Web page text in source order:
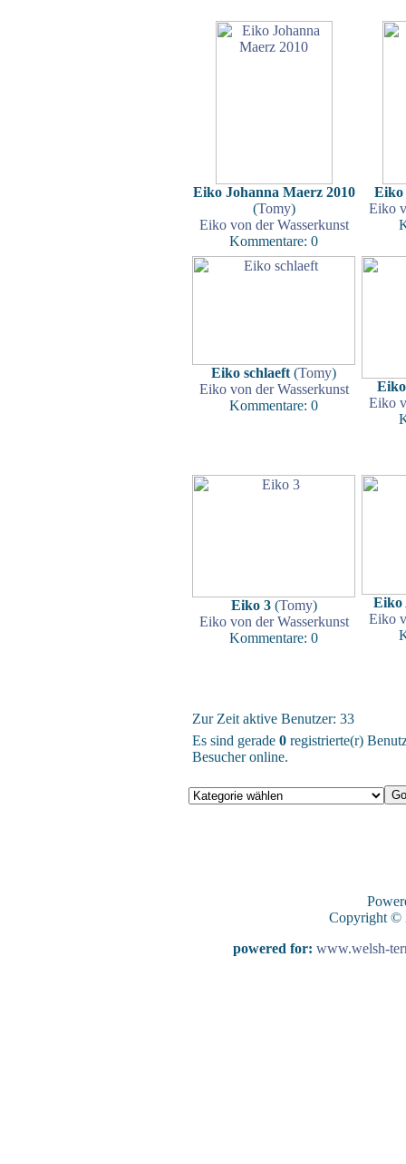
Eiko Johanna Maerz 2010
(Tomy)
Eiko von der Wasserkunst
Kommentare: 0
Eiko
Eiko
Eiko schlaeft (Tomy)
Eiko von der Wasserkunst
Kommentare: 0
Eiko
Eiko 3(Tomy)
Eiko von der Wasserkunst
Kommentare: 0
Eiko
Eiko
Zur Zeit aktive Benutzer: 33
Es sind gerade 0 registrierte(r)
Besucher online.
Copyright ©
powered for: www.welsh-